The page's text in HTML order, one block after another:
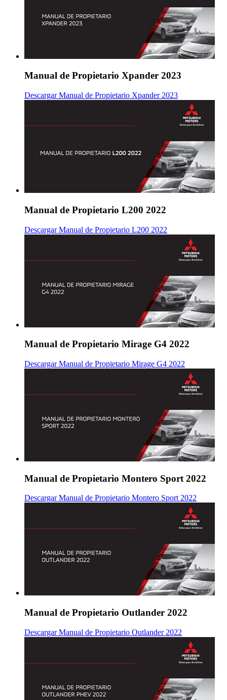
Manual de Propietario Xpander 2023
Descargar Manual de Propietario Xpander 2023
Manual de Propietario L200 2022
Descargar Manual de Propietario L200 2022
Manual de Propietario Mirage G4 2022
Descargar Manual de Propietario Mirage G4 2022
Manual de Propietario Montero Sport 2022
Descargar Manual de Propietario Montero Sport 2022
Manual de Propietario Outlander 2022
Descargar Manual de Propietario Outlander 2022